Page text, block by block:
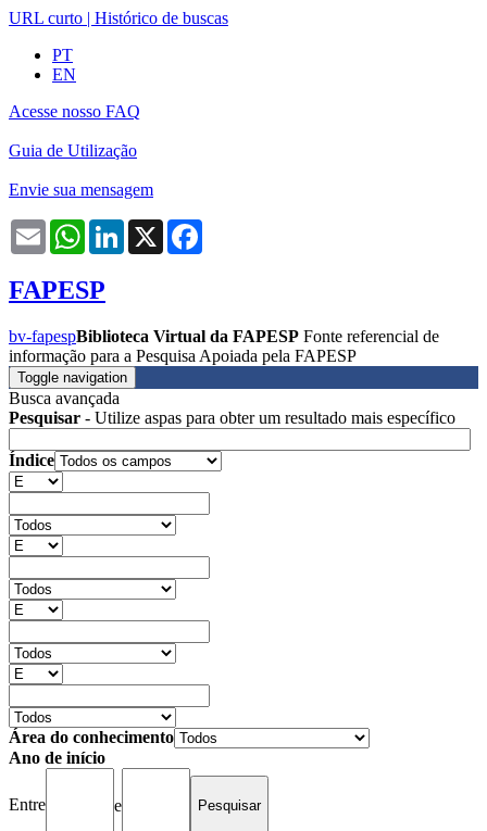
URL curto | Histórico de buscas
PT
EN
Acesse nosso FAQ
Guia de Utilização
Envie sua mensagem
Email WhatsAppLinkedIn
X
FAPESP
bv-fapespBiblioteca Virtual da FAPESP Fonte referencial de
informação para a Pesquisa Apoiada pela FAPESP
Toggle navigation
Busca avançada
Pesquisar - Utilize aspas para obter um resultado mais específico
Índice
Área do conhecimento
Ano de início
Entre e